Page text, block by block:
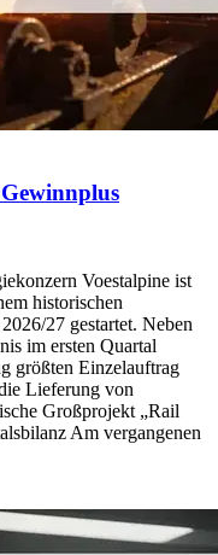
Voestalpine ist
historischen
27 gestartet. Neben
im ersten Quartal
größten Einzelauftrag
Lieferung von
Großprojekt „Rail
Am vergangenen